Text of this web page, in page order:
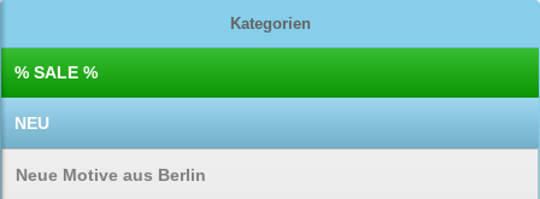
Kategorien
% SALE %
NEU
Neue Motive aus Berlin